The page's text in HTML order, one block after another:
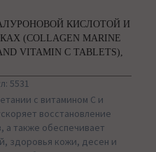
КИСЛОТОЙ И
(COLLAGEN MARINE
VITAMIN C TABLETS),
5531
с витамином С и
восстановление
а также обеспечивает
здоровья кожи, десен и